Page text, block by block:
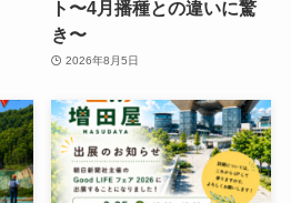
ト〜4月播種との違いに驚
き〜
2026年8月5日